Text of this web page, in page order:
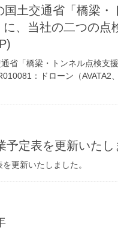
国土交通省「橋梁
、当社の二つの点
省「橋梁・トンネル点検
：ドローン（
定表を更新いたし
更新いたしました。